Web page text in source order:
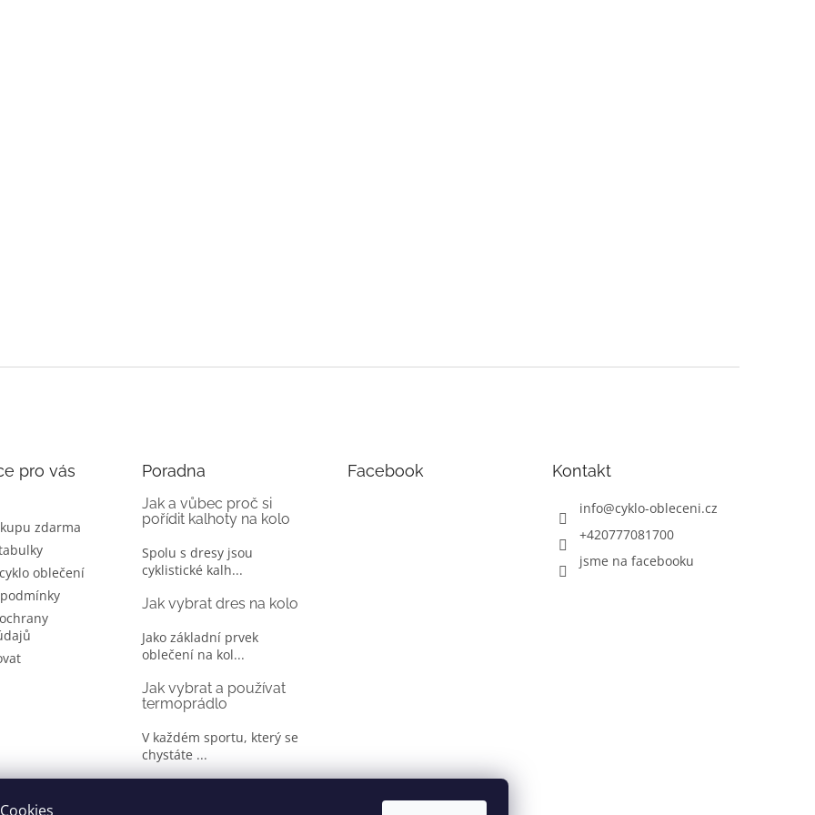
pro vás
zdarma
oblečení
Poradna
Jak a vůbec proč si
pořídit kalhoty na kolo
Spolu s dresy jsou
cyklistické kalh...
Jak vybrat dres na kolo
Jako základní prvek
oblečení na kol...
Jak vybrat a používat
termoprádlo
V každém sportu, který se
chystáte ...
Facebook Kontakt
info@cyklo-obleceni.cz
+420777081700
jsme na facebooku